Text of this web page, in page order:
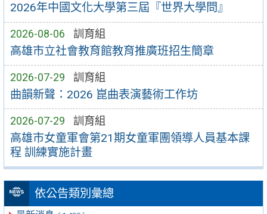
2026年中國文化大學第三屆『世界大學問』
2026-08-06 訓育組
高雄市立社會教育館教育推廣班招生簡章
2026-07-29 訓育組
曲韻新聲：2026 崑曲表演藝術工作坊
2026-07-29 訓育組
高雄市女童軍會第21期女童軍團領導人員基本課
程 訓練實施計畫
依公告類別彙總